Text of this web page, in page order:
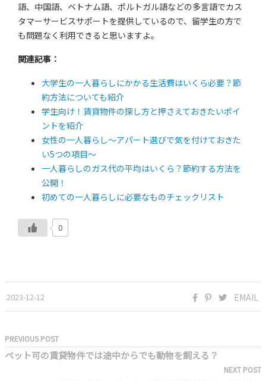
語、中国語、ベトナム語、ポルトガル語などの多言語でカス
タマーサービスサポートを提供しているので、留学生の方で
も問題なく利用できると思いますよ。
関連記事：
大学生の一人暮らしにかかる生活費はいくら必要？節
約方法についても紹介
学生向け！賃貸物件の探し方と押さえておきたいポイ
ントを紹介
女性の一人暮らし～アパート選びで気を付けておきた
い5つの項目～
一人暮らしのガス代の平均はいくら？節約する方法を
公開！
初めての一人暮らしに必要なものチェックリスト
0
2023-12-12 EMAIL
PREVIOUS POST
ペット可の賃貸物件では途中からでも動物を飼える？
NEXT POST